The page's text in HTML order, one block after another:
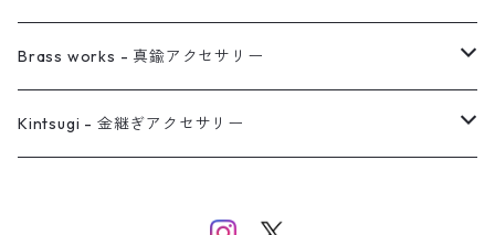
イヤーカフ
バングル
ネックレス
イヤーカフ
リング
ネックレス
ピアス
ネックレス
Brass works - 真鍮アクセサリー
リング
Kintsugi - 金継ぎアクセサリー